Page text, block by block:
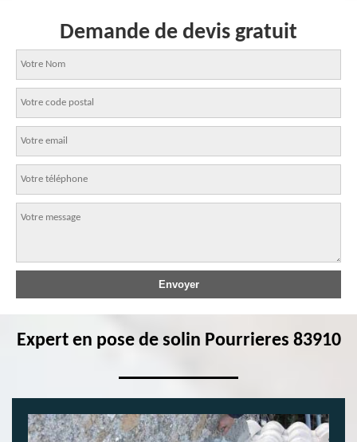
Demande de devis gratuit
Expert en pose de solin Pourrieres 83910